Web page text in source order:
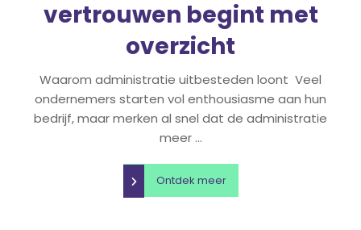
vertrouwen begint met
overzicht
Waarom administratie uitbesteden loont Veel
ondernemers starten vol enthousiasme aan hun
bedrijf, maar merken al snel dat de administratie
meer ...
Ontdek meer